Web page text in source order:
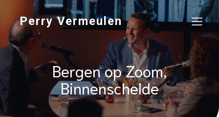
Perry Vermeulen
Bergen op Zoom,
Binnenschelde